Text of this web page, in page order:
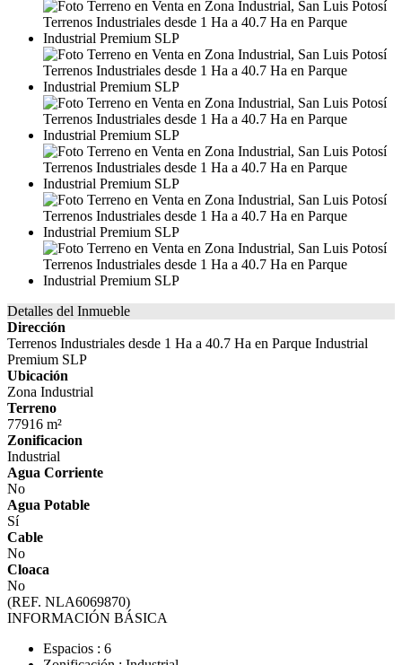
Detalles del Inmueble
Dirección
Terrenos Industriales desde 1 Ha a 40.7 Ha en Parque Industrial
Premium SLP
Ubicación
Zona Industrial
Terreno
77916 m²
Zonificacion
Industrial
Agua Corriente
No
Agua Potable
Sí
Cable
No
Cloaca
No
(REF. NLA6069870)
INFORMACIÓN BÁSICA
Espacios : 6